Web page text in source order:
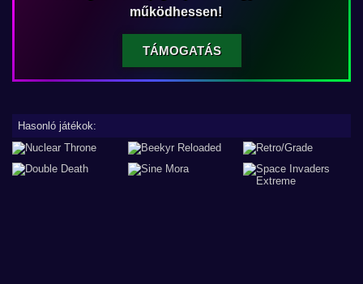
működhessen!
TÁMOGATÁS
Hasonló játékok: